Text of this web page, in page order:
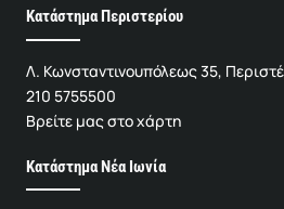
Κατάστημα Περιστερίου
Λ. Κωνσταντινουπόλεως 35,
210 5755500
Βρείτε μας στο χάρτη
Κατάστημα Νέα Ιωνία